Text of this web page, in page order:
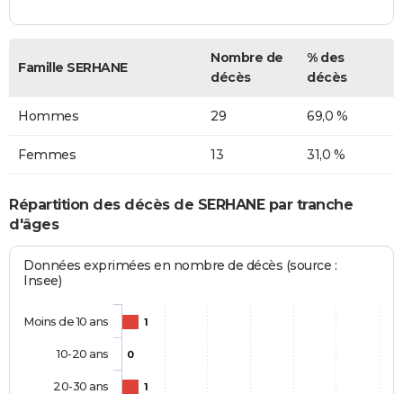
Famille SERHANE
Nombre de
décès
% des
décès
Hommes 29 69,0 %
Femmes 13 31,0 %
Répartition des décès de SERHANE par tranche
d'âges
Données exprimées en nombre de décès (source :
Insee)
1
0
1
Moins de 10 ans
10-20 ans
20-30 ans